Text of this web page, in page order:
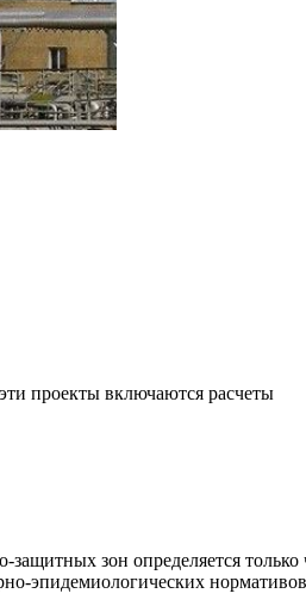
проекты включаются расчеты
зон определяется только
эпидемиологических